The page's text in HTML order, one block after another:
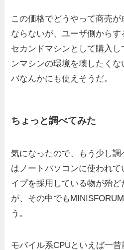
この価格でどうやって商売
ならないが、ユーザ側からす
セカンドマシンとして購入し
ンマシンの環境を壊したく
バなんかにも使えそうだ。
ちょっと調べてみた
気になったので、もう少し
はノートパソコンに使われて
イプを採用している物が殆
が、その中でも
う。
モバイル系CPUといえば一